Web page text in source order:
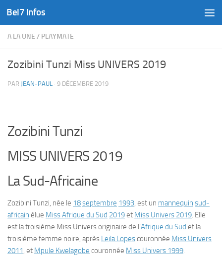
Skip to content
Bel7 Infos
A LA UNE / PLAYMATE
Zozibini Tunzi Miss UNIVERS 2019
PAR JEAN-PAUL · 9 DÉCEMBRE 2019
Zozibini Tunzi
MISS UNIVERS 2019
La Sud-Africaine
Zozibini Tunzi, née le 18septembre 1993, est un mannequin sud-
africain élue Miss Afrique du Sud 2019et Miss Univers 2019. Elle
est la troisième Miss Univers originaire de l’Afrique du Sud et la
troisième femme noire, après Leila Lopescouronnée Miss Univers
2011, et Mpule Kwelagobe couronnée Miss Univers 1999.